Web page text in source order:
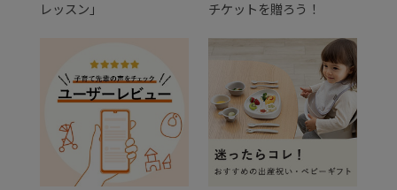
レッスン」
チケットを贈ろう！